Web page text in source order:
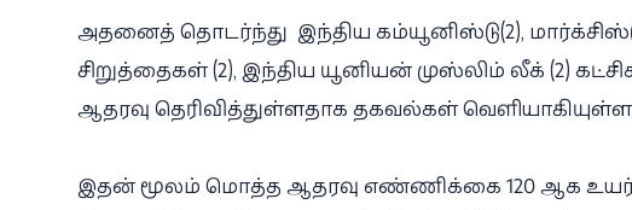
அதனைத் தொடர்ந்து இந்திய கம்யூனிஸ்டு(2),
சிறுத்தைகள் (2), இந்திய யூனியன் முஸ்லிம் லீக் (2)
ஆதரவு தெரிவித்துள்ளதாக தகவல்கள்
இதன் மூலம் மொத்த ஆதரவு எண்ணிக்கை 120 ஆக